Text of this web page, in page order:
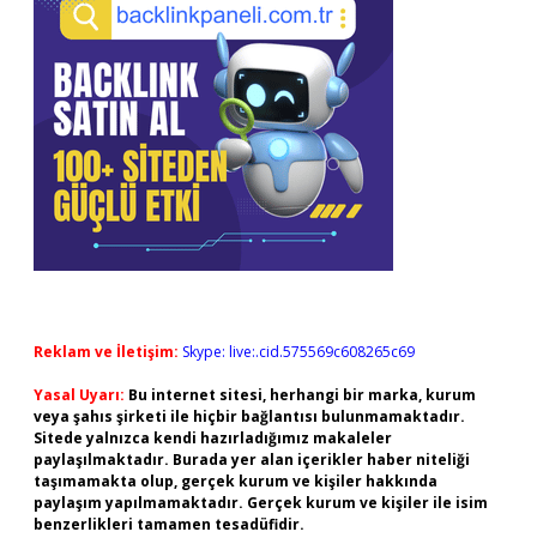
Reklam ve İletişim: Skype: live:.cid.575569c608265c69
Yasal Uyarı: Bu internet sitesi, herhangi bir marka, kurum
veya şahıs şirketi ile hiçbir bağlantısı bulunmamaktadır.
Sitede yalnızca kendi hazırladığımız makaleler
paylaşılmaktadır. Burada yer alan içerikler haber niteliği
taşımamakta olup, gerçek kurum ve kişiler hakkında
paylaşım yapılmamaktadır. Gerçek kurum ve kişiler ile isim
benzerlikleri tamamen tesadüfidir.